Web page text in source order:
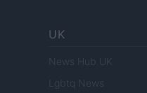
UK
News Hub UK
Lgbtq News